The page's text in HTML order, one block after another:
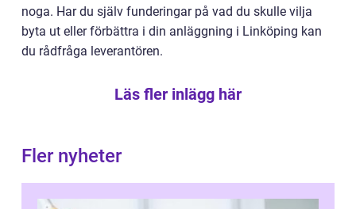
noga. Har du själv funderingar på vad du skulle vilja
byta ut eller förbättra i din anläggning i Linköping kan
du rådfråga leverantören.
Läs fler inlägg här
Fler nyheter